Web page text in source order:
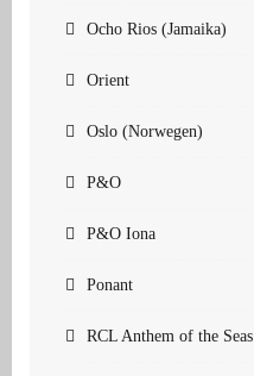
Ocho Rios (Jamaika)
Orient
Oslo (Norwegen)
P&O
P&O Iona
Ponant
RCL Anthem of the Seas